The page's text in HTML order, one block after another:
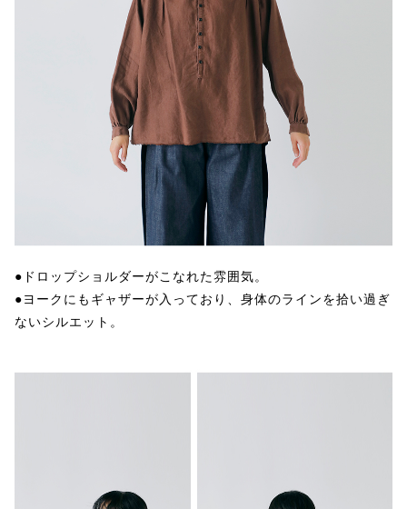
●ドロップショルダーがこなれた雰囲気。
●ヨークにもギャザーが入っており、身体のラインを拾い過ぎ
ないシルエット。